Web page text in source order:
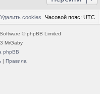
Часовой пояс: UTC
Удалить cookies
© phpBB Limited
MrGaby
phpBB
| Правила